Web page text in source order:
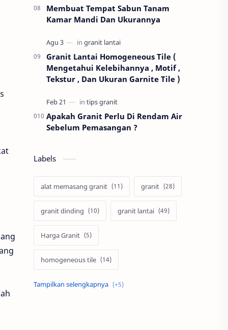
Membuat Tempat Sabun Tanam
Kamar Mandi Dan Ukurannya
Granit Lantai Homogeneous Tile (
Mengetahui Kelebihannya , Motif ,
Tekstur , Dan Ukuran Garnite Tile )
Apakah Granit Perlu Di Rendam Air
Sebelum Pemasangan ?
Labels
alat memasang granit granit
granit dinding granit lantai
Harga Granit
homogeneous tile
merek granit pasang granit